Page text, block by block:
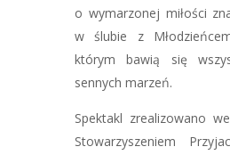
o wymarzonej miłości
w ślubie z
którym bawią się
sennych marzeń.
Spektakl zrealizowano
Stowarzyszeniem